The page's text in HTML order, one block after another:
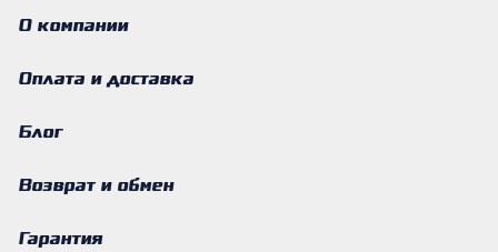
О компании
Оплата и доставка
Блог
Возврат и обмен
Гарантия